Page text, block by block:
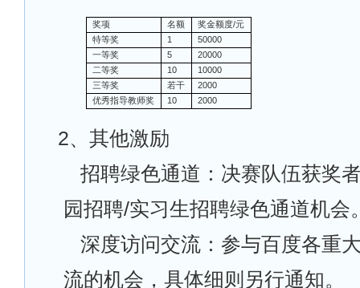
奖项 名额
奖金额度/元
特等奖
1
50000
一等奖
5
20000
二等奖
10
10000
三等奖
若干
2000
优秀指导教师奖
10 2000
2、其他激励
招聘绿色通道：决赛队伍获奖
园招聘/实习生招聘绿色通道机会
深度访问交流：参与百度各重
流的机会，具体细则另行通知。